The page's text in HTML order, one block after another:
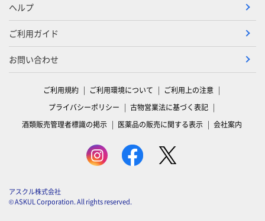
ヘルプ
ご利用ガイド
お問い合わせ
ご利用規約 ご利用環境について
ご利用上の注意
プライバシーポリシー
古物営業法に基づく表記
酒類販売管理者標識の掲示
医薬品の販売に関する表示 会社案内
アスクル株式会社
© ASKUL Corporation. All rights reserved.